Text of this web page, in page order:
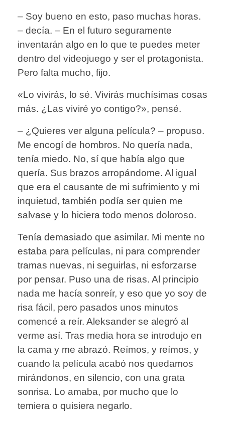
– Soy bueno en esto, paso muchas horas.
– decía. – En el futuro seguramente
inventarán algo en lo que te puedes meter
dentro del videojuego y ser el protagonista.
Pero falta mucho, fijo.
«Lo vivirás, lo sé. Vivirás muchísimas cosas
más. ¿Las viviré yo contigo?», pensé.
– ¿Quieres ver alguna película? – propuso.
Me encogí de hombros. No quería nada,
tenía miedo. No, sí que había algo que
quería. Sus brazos arropándome. Al igual
que era el causante de mi sufrimiento y mi
inquietud, también podía ser quien me
salvase y lo hiciera todo menos doloroso.
Tenía demasiado que asimilar. Mi mente no
estaba para películas, ni para comprender
tramas nuevas, ni seguirlas, ni esforzarse
por pensar. Puso una de risas. Al principio
nada me hacía sonreír, y eso que yo soy de
risa fácil, pero pasados unos minutos
comencé a reír. Aleksander se alegró al
verme así. Tras media hora se introdujo en
la cama y me abrazó. Reímos, y reímos, y
cuando la película acabó nos quedamos
mirándonos, en silencio, con una grata
sonrisa. Lo amaba, por mucho que lo
temiera o quisiera negarlo.